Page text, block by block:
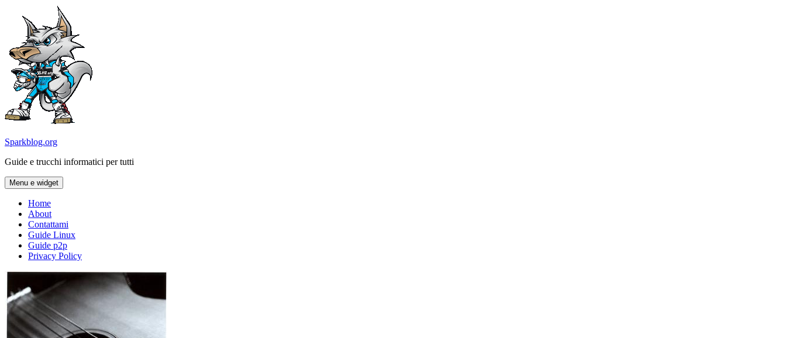
contenuto
Sparkblog.org
Guide e trucchi informatici per tutti
Menu e widget
Home
About
Contattami
Guide Linux
Guide p2p
Privacy Policy